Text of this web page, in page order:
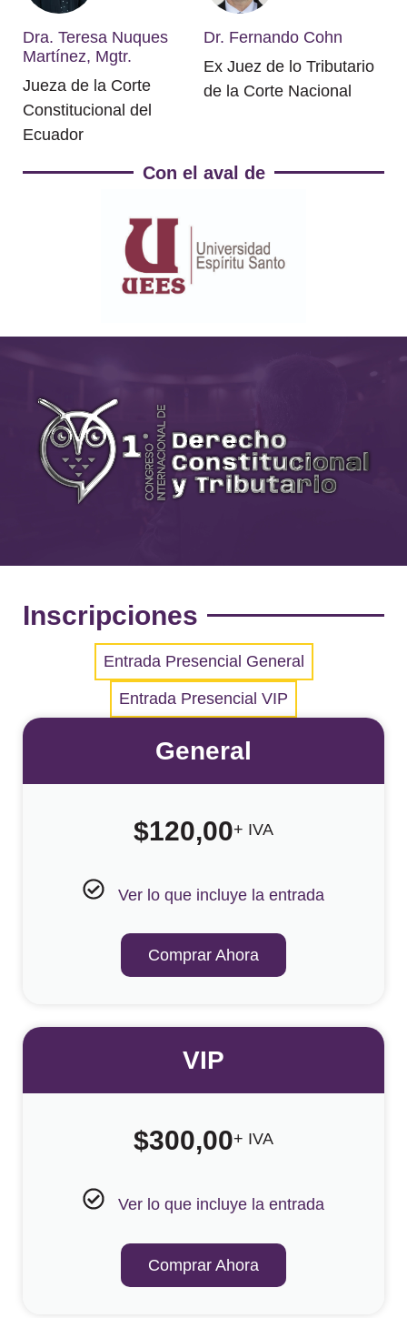
Dra. Teresa Nuques
Martínez, Mgtr.
Jueza de la Corte
Constitucional del
Ecuador
Dr. Fernando Cohn
Ex Juez de lo Tributario
de la Corte Nacional
Con el aval de
Inscripciones
Entrada Presencial General
Entrada Presencial VIP
General
$120,00+ IVA
Ver lo que incluye la entrada
Comprar Ahora
VIP
$300,00+ IVA
Ver lo que incluye la entrada
Comprar Ahora